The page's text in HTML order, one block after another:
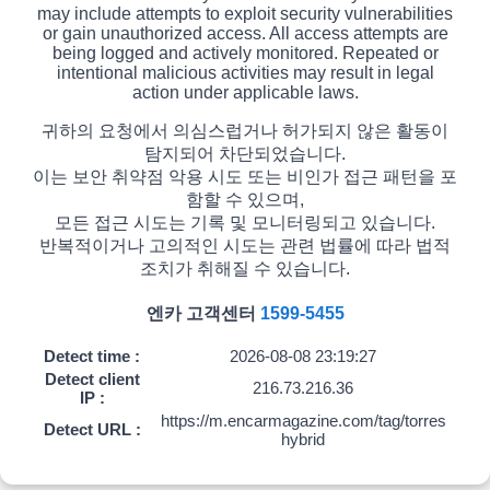
may include attempts to exploit security vulnerabilities
or gain unauthorized access. All access attempts are
being logged and actively monitored. Repeated or
intentional malicious activities may result in legal
action under applicable laws.
귀하의 요청에서 의심스럽거나 허가되지 않은 활동이
탐지되어 차단되었습니다.
이는 보안 취약점 악용 시도 또는 비인가 접근 패턴을 포
함할 수 있으며,
모든 접근 시도는 기록 및 모니터링되고 있습니다.
반복적이거나 고의적인 시도는 관련 법률에 따라 법적
조치가 취해질 수 있습니다.
엔카 고객센터 1599-5455
Detect time :
2026-08-08 23:19:27
Detect client
IP :
216.73.216.36
Detect URL :
https://m.encarmagazine.com/tag/torres
hybrid